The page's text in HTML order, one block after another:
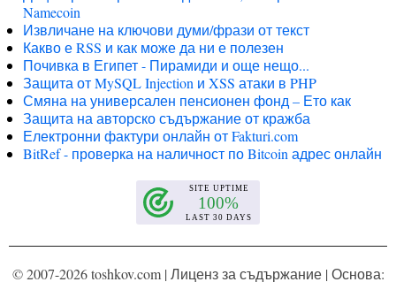
Namecoin
Извличане на ключови думи/фрази от текст
Какво е RSS и как може да ни е полезен
Почивка в Египет - Пирамиди и още нещо...
Защита от MySQL Injection и XSS атаки в PHP
Смяна на универсален пенсионен фонд – Ето как
Защита на авторско съдържание от кражба
Електронни фактури онлайн от Fakturi.com
BitRef - проверка на наличност по Bitcoin адрес онлайн
© 2007-2026 toshkov.com | Лиценз за съдържание| Основа: